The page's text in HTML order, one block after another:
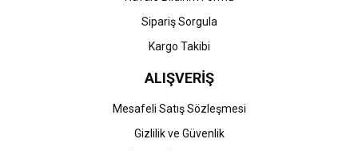
Gönder
Sipariş Sorgula
Kargo Takibi
ALIŞVERİŞ
Mesafeli Satış Sözleşmesi
Gizlilik ve Güvenlik